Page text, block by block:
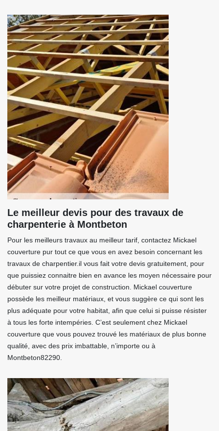
Le meilleur devis pour des travaux de
charpenterie à Montbeton
Pour les meilleurs travaux au meilleur tarif, contactez Mickael
couverture pur tout ce que vous en avez besoin concernant les
travaux de charpentier.il vous fait votre devis gratuitement, pour
que puissiez connaitre bien en avance les moyen nécessaire pour
débuter sur votre projet de construction. Mickael couverture
possède les meilleur matériaux, et vous suggère ce qui sont les
plus adéquate pour votre habitat, afin que celui si puisse résister
à tous les forte intempéries. C’est seulement chez Mickael
couverture que vous pouvez trouvé les matériaux de plus bonne
qualité, avec des prix imbattable, n’importe ou à
Montbeton82290.